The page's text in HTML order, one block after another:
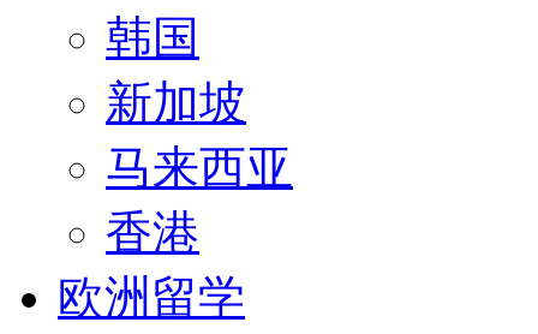
韩国
新加坡
马来西亚
香港
欧洲留学